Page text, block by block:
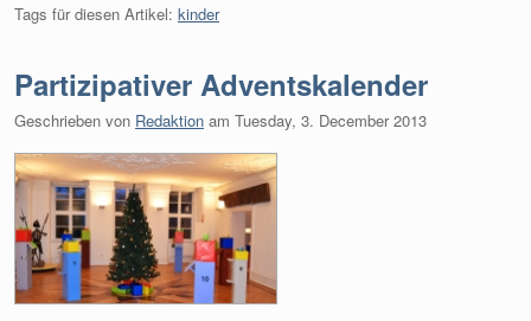
Tags für diesen Artikel: kinder
Partizipativer Adventskalender
Geschrieben von Redaktion am Tuesday, 3. December 2013